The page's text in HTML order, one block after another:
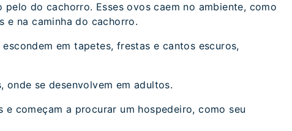
do cachorro. Esses ovos caem no ambiente, como
e na caminha do cachorro.
em tapetes, frestas e cantos escuros,
onde se desenvolvem em adultos.
e começam a procurar um hospedeiro, como seu